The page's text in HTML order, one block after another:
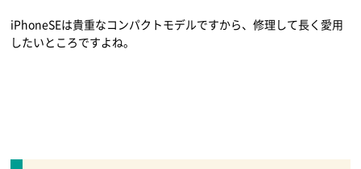
iPhoneSEは貴重なコンパクトモデルですから、修理して長く愛用
したいところですよね。